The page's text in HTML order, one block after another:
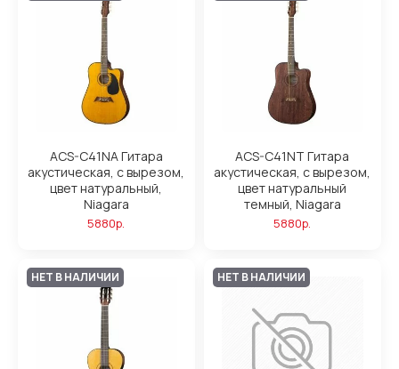
ACS-C41NA Гитара
акустическая, с вырезом,
цвет натуральный,
Niagara
5880р.
ACS-C41NT Гитара
акустическая, с вырезом,
цвет натуральный
темный, Niagara
5880р.
НЕТ В НАЛИЧИИ НЕТ В НАЛИЧИИ